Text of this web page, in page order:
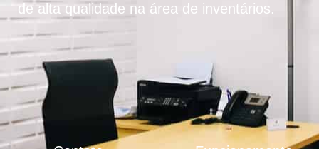
de alta qualidade na área de inventários.